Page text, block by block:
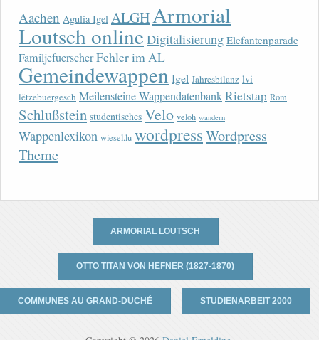
Aachen Agulia Igel ALGHArmorial
Loutsch onlineDigitalisierung Elefantenparade
FamiljefuerscherFehler im AL
Gemeindewappen Igel Jahresbilanz lvi
lëtzebuergesch Meilensteine WappendatenbankRietstap Rom
Schlußstein studentisches Velo veloh wandern
Wappenlexikon wiesel.lu wordpressWordpress
Theme
ARMORIAL LOUTSCH
OTTO TITAN VON HEFNER (1827-1870)
COMMUNES AU GRAND-DUCHÉ STUDIENARBEIT 2000